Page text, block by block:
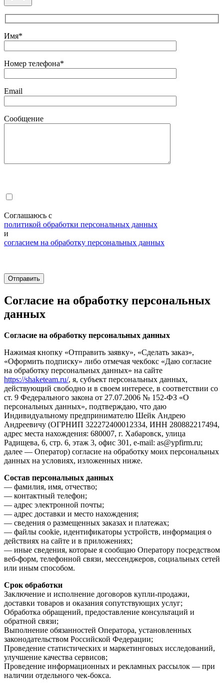
Имя*
Номер телефона*
Email
Сообщение
Соглашаюсь с
политикой обработки персональных данных
и
согласием на обработку персональных данных
Согласие на обработку персональных
данных
Согласие на обработку персональных данных
Нажимая кнопку «Отправить заявку», «Сделать заказ»,
«Оформить подписку» либо отмечая чекбокс «Даю согласие
на обработку персональных данных» на сайте
https://shaketeam.ru/, я, субъект персональных данных,
действующий свободно и в своем интересе, в соответствии со
ст. 9 Федерального закона от 27.07.2006 № 152-ФЗ «О
персональных данных», подтверждаю, что даю
Индивидуальному предпринимателю Шейк Андрею
Андреевичу (ОГРНИП 322272400012334, ИНН 280882217494,
адрес места нахождения: 680007, г. Хабаровск, улица
Радищева, 6, стр. 6, этаж 3, офис 301, e-mail: as@ypfirm.ru;
далее — Оператор) согласие на обработку моих персональных
данных на условиях, изложенных ниже.
Состав персональных данных
— фамилия, имя, отчество;
— контактный телефон;
— адрес электронной почты;
— адрес доставки и место нахождения;
— сведения о размещенных заказах и платежах;
— файлы cookie, идентификаторы устройств, информация о
действиях на сайте и в приложениях;
— иные сведения, которые я сообщаю Оператору посредством
веб-форм, телефонной связи, мессенджеров, социальных сетей
или иным способом.
Срок обработки
Заключение и исполнение договоров купли-продажи,
доставки товаров и оказания сопутствующих услуг;
Обработка обращений, предоставление консультаций и
обратной связи;
Выполнение обязанностей Оператора, установленных
законодательством Российской Федерации;
Проведение статистических и маркетинговых исследований,
улучшение качества сервисов;
Проведение информационных и рекламных рассылок — при
наличии отдельного чек-бокса.